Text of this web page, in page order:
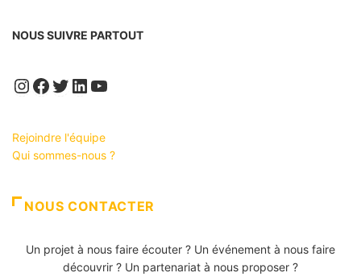
NOUS SUIVRE PARTOUT
Instagram
Facebook
Twitter
LinkedIn
YouTube
Rejoindre l'équipe
Qui sommes-nous ?
NOUS CONTACTER
Un projet à nous faire écouter ? Un événement à nous faire
découvrir ? Un partenariat à nous proposer ?